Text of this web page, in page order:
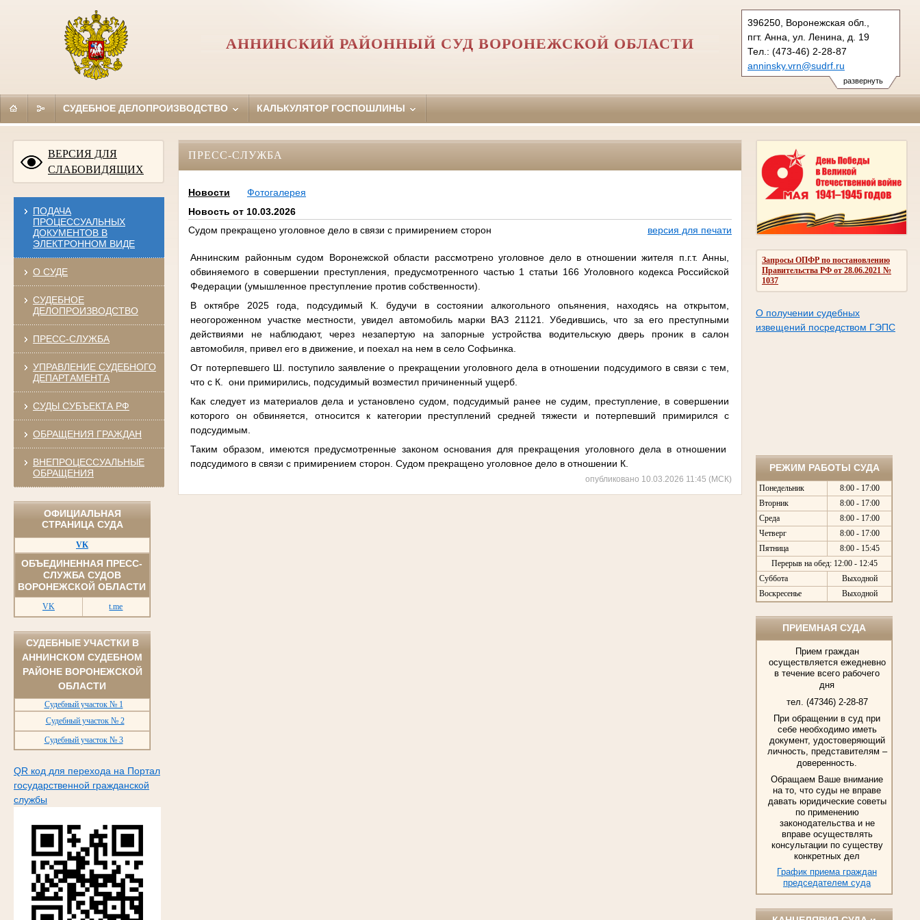
развернуть
396250, Воронежская обл.,
пгт. Анна, ул. Ленина, д. 19
Тел.: (473-46) 2-28-87
anninsky.vrn@sudrf.ru
схема проезда
АННИНСКИЙ РАЙОННЫЙ СУД ВОРОНЕЖСКОЙ ОБЛАСТИ
СУДЕБНОЕ ДЕЛОПРОИЗВОДСТВО КАЛЬКУЛЯТОР ГОСПОШЛИНЫ
ВЕРСИЯ ДЛЯ
СЛАБОВИДЯЩИХ
ПОДАЧА
ПРОЦЕССУАЛЬНЫХ
ДОКУМЕНТОВ В
ЭЛЕКТРОННОМ ВИДЕ
О СУДЕ
СУДЕБНОЕ
ДЕЛОПРОИЗВОДСТВО
ПРЕСС-СЛУЖБА
УПРАВЛЕНИЕ СУДЕБНОГО
ДЕПАРТАМЕНТА
СУДЫ СУБЪЕКТА РФ
ОБРАЩЕНИЯ ГРАЖДАН
ВНЕПРОЦЕССУАЛЬНЫЕ
ОБРАЩЕНИЯ
ОФИЦИАЛЬНАЯ
СТРАНИЦА СУДА
VK
ОБЪЕДИНЕННАЯ ПРЕСС-
СЛУЖБА СУДОВ
ВОРОНЕЖСКОЙ ОБЛАСТИ
VK t.me
СУДЕБНЫЕ УЧАСТКИ В
АННИНСКОМ СУДЕБНОМ
РАЙОНЕ ВОРОНЕЖСКОЙ
ОБЛАСТИ
Судебный участок № 1
Судебный участок № 2
Судебный участок № 3
QR код для перехода на Портал
государственной гражданской
службы
Запросы ОПФР по постановлению
Правительства РФ от 28.06.2021 №
1037
О получении судебных
извещений посредством ГЭПС
РЕЖИМ РАБОТЫ СУДА
Понедельник
8:00 - 17:00
Вторник
8:00 - 17:00
Среда
8:00 - 17:00
Четверг
8:00 - 17:00
Пятница
8:00 - 15:45
Перерыв на обед: 12:00 - 12:45
Суббота
Выходной
Воскресенье
Выходной
ПРИЕМНАЯ СУДА
Прием граждан
осуществляется ежедневно
в течение всего рабочего
дня
тел. (47346) 2-28-87
При обращении в суд при
себе необходимо иметь
документ, удостоверяющий
личность, представителям –
доверенность.
Обращаем Ваше внимание
на то, что суды не вправе
давать юридические советы
по применению
законодательства и не
вправе осуществлять
консультации по существу
конкретных дел
График приема граждан
председателем суда
ПРЕСС-СЛУЖБА
Новости
Фотогалерея
Новость от 10.03.2026
Судом прекращено уголовное дело в связи с примирением сторон
версия для печати
Аннинским районным судом Воронежской области рассмотрено уголовное дело в отношении жителя п.г.т. Анны,
обвиняемого в совершении преступления, предусмотренного частью 1 статьи 166 Уголовного кодекса Российской
Федерации (умышленное преступление против собственности).
В октябре 2025 года, подсудимый К. будучи в состоянии алкогольного опьянения, находясь на открытом,
неогороженном участке местности, увидел автомобиль марки ВАЗ 21121. Убедившись, что за его преступными
действиями не наблюдают, через незапертую на запорные устройства водительскую дверь проник в салон
автомобиля, привел его в движение, и поехал на нем в село Софьинка.
От потерпевшего Ш. поступило заявление о прекращении уголовного дела в отношении подсудимого в связи с тем,
что с К. они примирились, подсудимый возместил причиненный ущерб.
Как следует из материалов дела и установлено судом, подсудимый ранее не судим, преступление, в совершении
которого он обвиняется, относится к категории преступлений средней тяжести и потерпевший примирился с
подсудимым.
Таким образом, имеются предусмотренные законом основания для прекращения уголовного дела в отношении
подсудимого в связи с примирением сторон. Судом прекращено уголовное дело в отношении К.
опубликовано 10.03.2026 11:45 (МСК)